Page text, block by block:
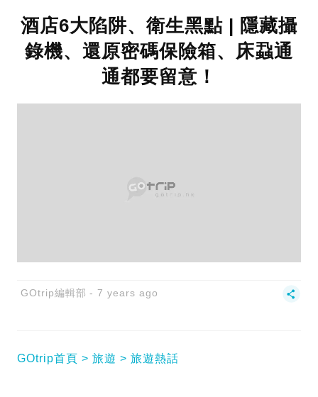
酒店6大陷阱、衛生黑點 | 隱藏攝
錄機、還原密碼保險箱、床蝨通
通都要留意！
GOtrip編輯部 7 years ago
GOtrip首頁 旅遊 旅遊熱話